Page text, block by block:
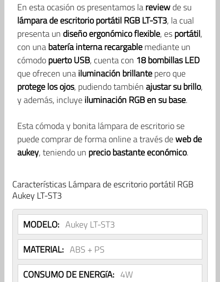
En esta ocasión os presentamos lareviewde su
lámpara de escritorio portátil RGB LT-ST3, la cual
presenta un diseño ergonómico flexible, esportátil,
con unabatería interna recargablemediante un
cómodopuerto USB, cuenta con 18 bombillas LED
que ofrecen unailuminación brillantepero que
protege los ojos, pudiendo tambiénajustar su brillo,
y además, incluyeiluminación RGB en su base.
Esta cómoda y bonita lámpara de escritorio se
puede comprar de forma online a través deweb de
aukey, teniendo un precio bastante económico.
Características Lámpara de escritorio portátil RGB
Aukey LT-ST3
MODELO: Aukey LT-ST3
MATERIAL: ABS + PS
CONSUMO DE ENERGíA: 4W